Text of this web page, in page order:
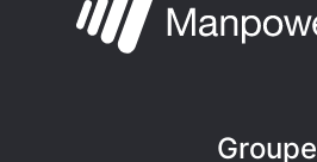
Groupe